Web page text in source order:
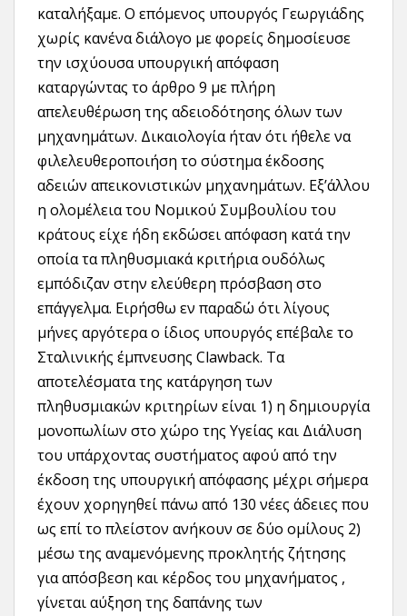
καταλήξαμε. Ο επόμενος υπουργός Γεωργιάδης
χωρίς κανένα διάλογο με φορείς δημοσίευσε
την ισχύουσα υπουργική απόφαση
καταργώντας το άρθρο 9 με πλήρη
απελευθέρωση της αδειοδότησης όλων των
μηχανημάτων. Δικαιολογία ήταν ότι ήθελε να
φιλελευθεροποιήση το σύστημα έκδοσης
αδειών απεικονιστικών μηχανημάτων. Εξ’άλλου
η ολομέλεια του Νομικού Συμβουλίου του
κράτους είχε ήδη εκδώσει απόφαση κατά την
οποία τα πληθυσμιακά κριτήρια ουδόλως
εμπόδιζαν στην ελεύθερη πρόσβαση στο
επάγγελμα. Ειρήσθω εν παραδώ ότι λίγους
μήνες αργότερα ο ίδιος υπουργός επέβαλε το
Σταλινικής έμπνευσης Clawback. Τα
αποτελέσματα της κατάργηση των
πληθυσμιακών κριτηρίων είναι 1) η δημιουργία
μονοπωλίων στο χώρο της Υγείας και Διάλυση
του υπάρχοντας συστήματος αφού από την
έκδοση της υπουργική απόφασης μέχρι σήμερα
έχουν χορηγηθεί πάνω από 130 νέες άδειες που
ως επί το πλείστον ανήκουν σε δύο ομίλους 2)
μέσω της αναμενόμενης προκλητής ζήτησης
για απόσβεση και κέρδος του μηχανήματος ,
γίνεται αύξηση της δαπάνης των